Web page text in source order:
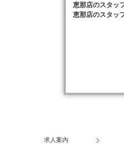
恵那店のスタッ
恵那店のスタッ
求人案内